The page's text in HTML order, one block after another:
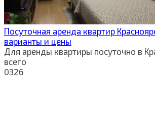
Посуточная аренда квартир
варианты и цены
Для аренды квартиры посуточно в
всего
0326